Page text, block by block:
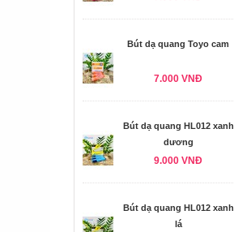
Bút dạ quang Toyo cam
7.000 VNĐ
Bút dạ quang HL012 xanh
dương
9.000 VNĐ
Bút dạ quang HL012 xanh
lá